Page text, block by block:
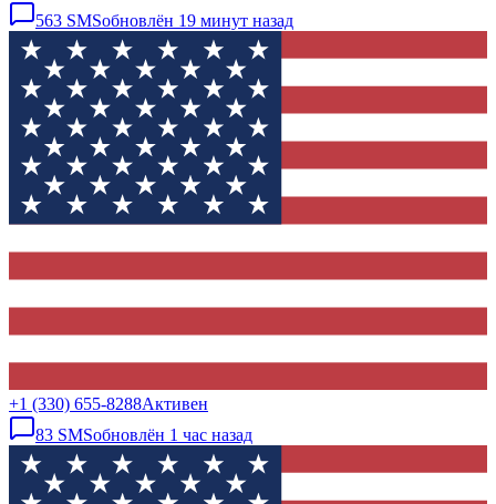
563 SMSобновлён 19 минут назад
+1 (330) 655-8288Активен
83 SMSобновлён 1 час назад